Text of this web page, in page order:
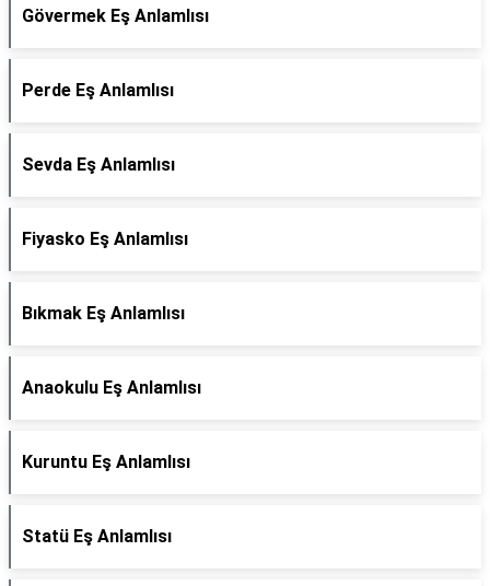
Gövermek Eş Anlamlısı
Perde Eş Anlamlısı
Sevda Eş Anlamlısı
Fiyasko Eş Anlamlısı
Bıkmak Eş Anlamlısı
Anaokulu Eş Anlamlısı
Kuruntu Eş Anlamlısı
Statü Eş Anlamlısı